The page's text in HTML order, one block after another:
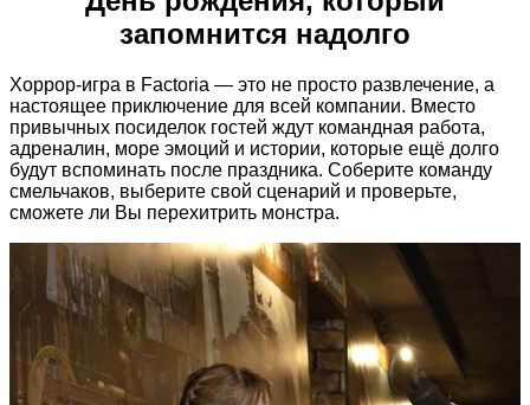
запомнится надолго
Хоррор-игра в Factoria — это не просто развлечение, а
настоящее приключение для всей компании. Вместо
привычных посиделок гостей ждут командная работа,
адреналин, море эмоций и истории, которые ещё долго
будут вспоминать после праздника. Соберите команду
смельчаков, выберите свой сценарий и проверьте,
сможете ли Вы перехитрить монстра.